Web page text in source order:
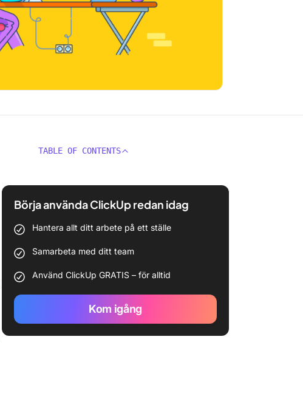
TABLE OF CONTENTS
Börja använda ClickUp redan idag
Hantera allt ditt arbete på ett ställe
Samarbeta med ditt team
Använd ClickUp GRATIS – för alltid
Kom igång